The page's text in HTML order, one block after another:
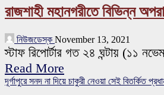
রাজশাহী মহানগরীতে বিভিন্ন
নিউজডেস্ক November 13, 2021
স্টাফ রিপোর্টার গত ২৪ ঘন্টায় (১১
Read More
দূর্গাপুরে সনদ না দিয়ে চাকুরী নেওয়া সেই বিতর্কিত